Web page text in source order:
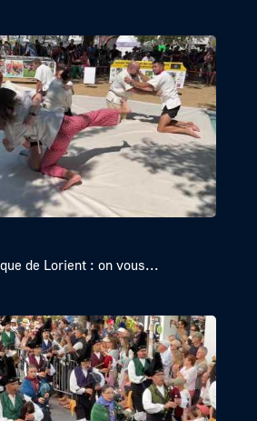
de Lorient : on vous...